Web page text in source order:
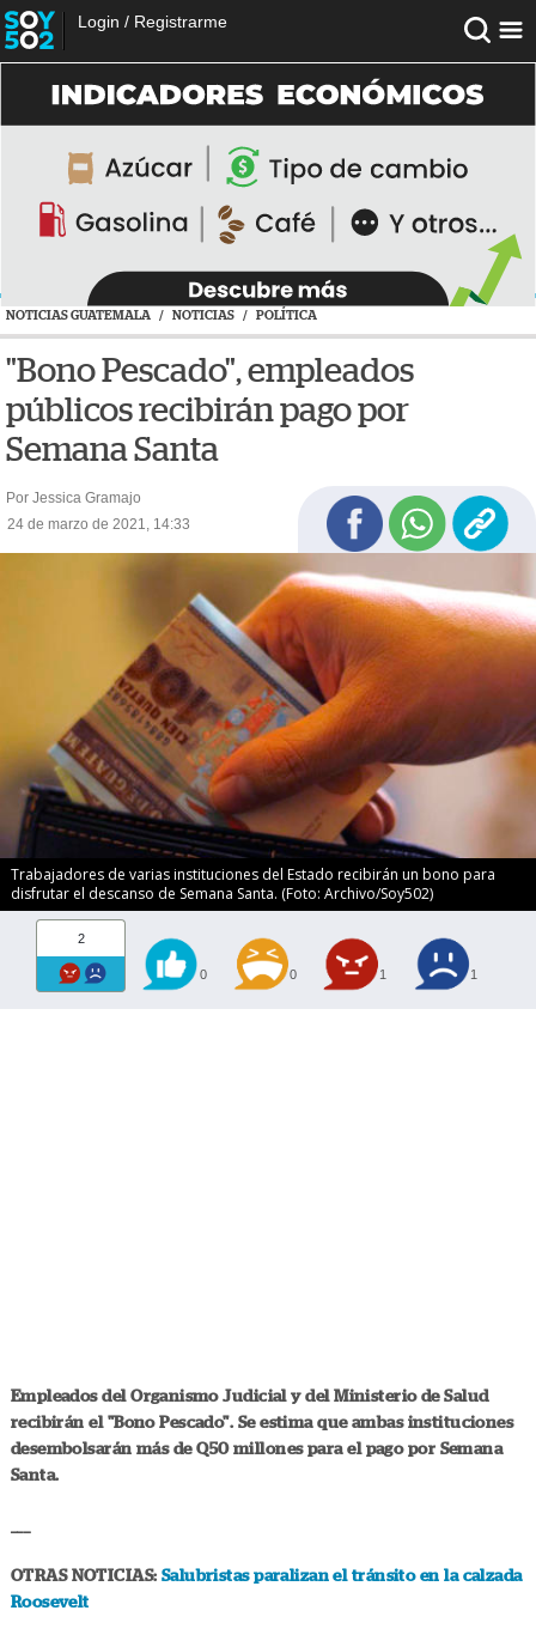
Login / Registrarme
NOTICIAS GUATEMALA / NOTICIAS / POLÍTICA
"Bono Pescado", empleados
públicos recibirán pago por
Semana Santa
Por Jessica Gramajo
24 de marzo de 2021, 14:33
Trabajadores de varias instituciones del Estado recibirán un bono para
disfrutar el descanso de Semana Santa. (Foto: Archivo/Soy502)
2
0 0 1 1
Empleados del Organismo Judicial y del Ministerio de Salud
recibirán el "Bono Pescado". Se estima que ambas instituciones
desembolsarán más de Q50 millones para el pago por Semana
Santa.
OTRAS NOTICIAS: Salubristas paralizan el tránsito en la calzada
Roosevelt